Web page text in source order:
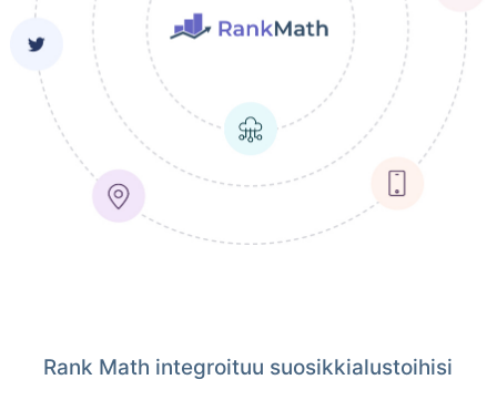
Rank Math integroituu suosikkialustoihisi